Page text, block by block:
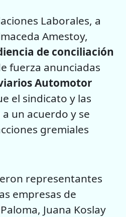
Laborales, a
Amestoy,
de conciliación
fuerza anunciadas
Automotor
el sindicato y las
un acuerdo y se
gremiales
representantes
empresas de
Juana Koslay